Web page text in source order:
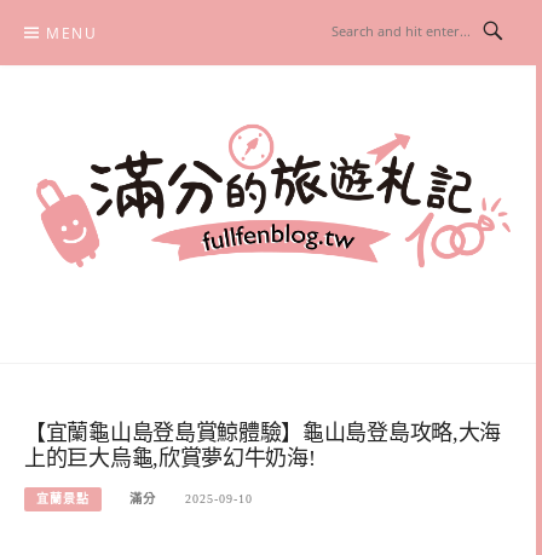
content
MENU
【宜蘭龜山島登島賞鯨體驗】龜山島登島攻略,大海
上的巨大烏龜,欣賞夢幻牛奶海!
宜蘭景點 滿分 2025-09-10